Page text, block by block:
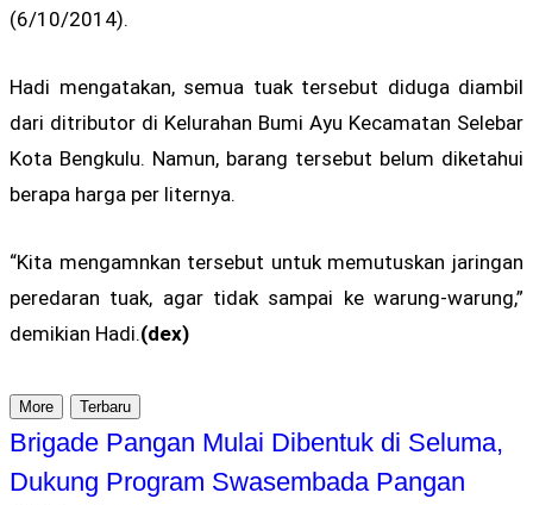
(6/10/2014).
Hadi mengatakan, semua tuak tersebut diduga diambil
dari ditributor di Kelurahan Bumi Ayu Kecamatan Selebar
Kota Bengkulu. Namun, barang tersebut belum diketahui
berapa harga per liternya.
“Kita mengamnkan tersebut untuk memutuskan jaringan
peredaran tuak, agar tidak sampai ke warung-warung,”
demikian Hadi.(dex)
More Terbaru
Brigade Pangan Mulai Dibentuk di Seluma,
Dukung Program Swasembada Pangan